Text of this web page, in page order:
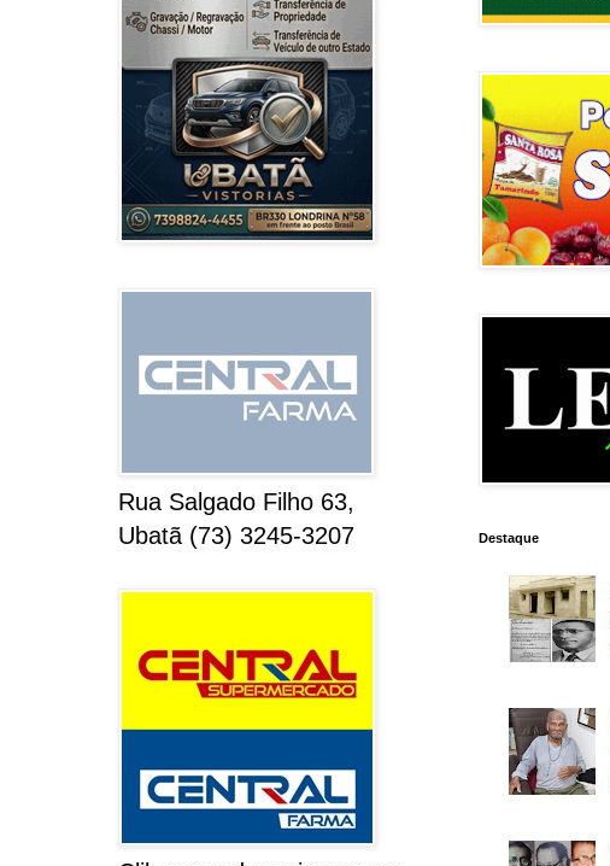
Destaque
Rua Salgado Filho 63,
Ubatã (73) 3245-3207